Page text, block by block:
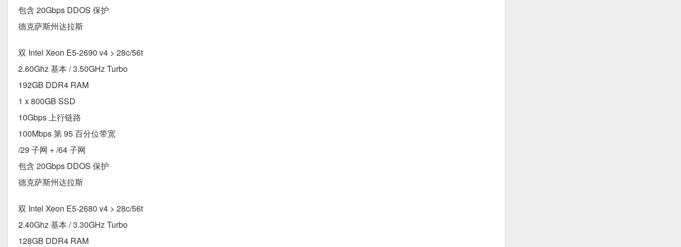
包含 20Gbps DDOS 保护
德克萨斯州达拉斯
双 Intel Xeon E5-2690 v4 > 28c/56t
2.60Ghz 基本 / 3.50GHz Turbo
192GB DDR4 RAM
1 x 800GB SSD
10Gbps 上行链路
100Mbps 第 95 百分位带宽
/29 子网 + /64 子网
包含 20Gbps DDOS 保护
德克萨斯州达拉斯
双 Intel Xeon E5-2680 v4 > 28c/56t
2.40Ghz 基本 / 3.30GHz Turbo
128GB DDR4 RAM